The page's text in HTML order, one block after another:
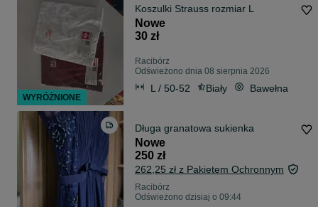
Koszulki Strauss rozmiar L
Nowe
30 zł
Racibórz
Odświeżono dnia 08 sierpnia 2026
L / 50-52 Biały Bawełna
Długa granatowa sukienka
Nowe
250 zł
262,25 zł z Pakietem Ochronnym
Racibórz
Odświeżono dzisiaj o 09:44
WYRÓŻNIONE